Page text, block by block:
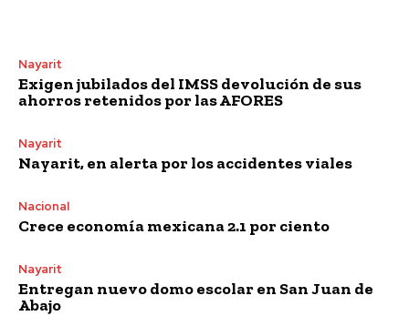
Nayarit
Exigen jubilados del IMSS devolución de sus
ahorros retenidos por las AFORES
Nayarit
Nayarit, en alerta por los accidentes viales
Nacional
Crece economía mexicana 2.1 por ciento
Nayarit
Entregan nuevo domo escolar en San Juan de
Abajo